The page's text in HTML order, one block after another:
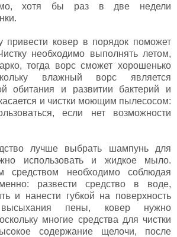
хотя бы раз в две недели
привести ковер в порядок поможет
необходимо выполнять летом,
тогда ворс сможет хорошенько
влажный ворс является
обитания и развитии бактерий и
и чистки моющим пылесосом:
если нет возможности
лучше выбрать шампунь для
использовать и жидкое мыло.
средством необходимо соблюдая
развести средство в воде,
и нанести губкой на поверхность
пены, ковер нужно
многие средства для чистки
содержание щелочи, после